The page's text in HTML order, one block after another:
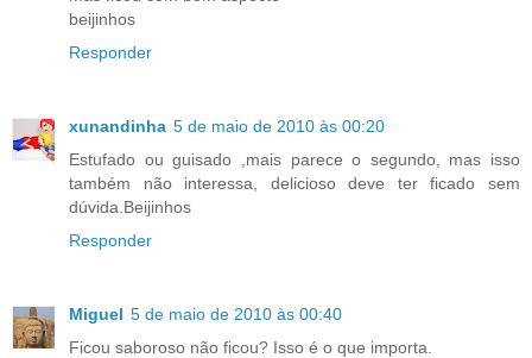
beijinhos
Responder
xunandinha 5 de maio de 2010 às 00:20
Estufado ou guisado ,mais parece o segundo, mas isso
também não interessa, delicioso deve ter ficado sem
dúvida.Beijinhos
Responder
Miguel 5 de maio de 2010 às 00:40
Ficou saboroso não ficou? Isso é o que importa.